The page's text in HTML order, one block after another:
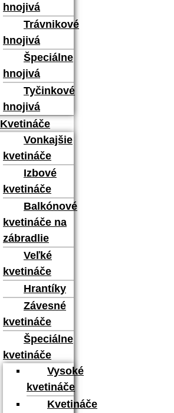
hnojivá
Trávnikové
hnojivá
Špeciálne
hnojivá
Tyčinkové
hnojivá
Kvetináče
Vonkajšie
kvetináče
Izbové
kvetináče
Balkónové
kvetináče na
zábradlie
Veľké
kvetináče
Hrantíky
Závesné
kvetináče
Špeciálne
kvetináče
Vysoké
kvetináče
Kvetináče